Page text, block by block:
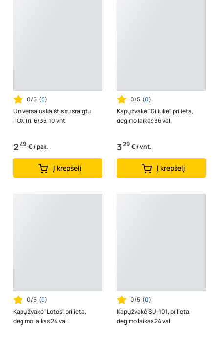
0/5 (0)
Universalus kaištis su sraigtu
TOX Tri, 6/36, 10 vnt.
249 € / pak.
Į krepšelį
0/5 (0)
Kapų žvakė "Giliukė", prilieta,
degimo laikas 36 val.
329 € / vnt.
Į krepšelį
0/5 (0)
Kapų žvakė "Lotos", prilieta,
degimo laikas 24 val.
0/5 (0)
Kapų žvakė SU-101, prilieta,
degimo laikas 24 val.